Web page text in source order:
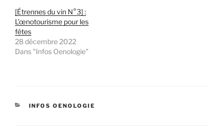
[Étrennes du vin N°3] :
L’œnotourisme pour les
fêtes
28 décembre 2022
Dans "Infos Oenologie"
CATÉGORIES
INFOS OENOLOGIE